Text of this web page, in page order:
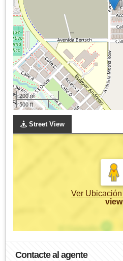
200 m
500 ft
Street View
Ver Ubicación
view
Contacte al agente